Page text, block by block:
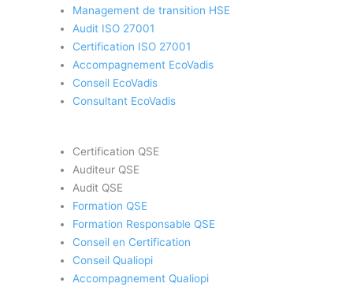
Management de transition HSE
Audit ISO 27001
Certification ISO 27001
Accompagnement EcoVadis
Conseil EcoVadis
Consultant EcoVadis
Certification QSE
Auditeur QSE
Audit QSE
Formation QSE
Formation Responsable QSE
Conseil en Certification
Conseil Qualiopi
Accompagnement Qualiopi